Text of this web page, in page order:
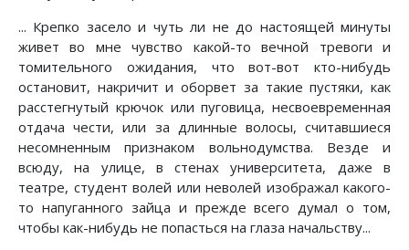
... Крепко засело и чуть ли не до настоящей минуты
живет во мне чувство какой-то вечной тревоги и
томительного ожидания, что вот-вот кто-нибудь
остановит, накричит и оборвет за такие пустяки, как
расстегнутый крючок или пуговица, несвоевременная
отдача чести, или за длинные волосы, считавшиеся
несомненным признаком вольнодумства. Везде и
всюду, на улице, в стенах университета, даже в
театре, студент волей или неволей изображал какого-
то напуганного зайца и прежде всего думал о том,
чтобы как-нибудь не попасться на глаза начальству...